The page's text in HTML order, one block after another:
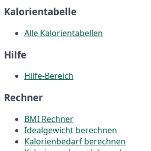
Kalorientabelle
Alle Kalorientabellen
Hilfe
Hilfe-Bereich
Rechner
BMI Rechner
Idealgewicht berechnen
Kalorienbedarf berechnen